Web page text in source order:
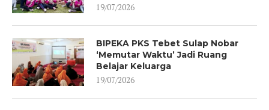
19/07/2026
BIPEKA PKS Tebet Sulap Nobar
‘Memutar Waktu’ Jadi Ruang
Belajar Keluarga
19/07/2026